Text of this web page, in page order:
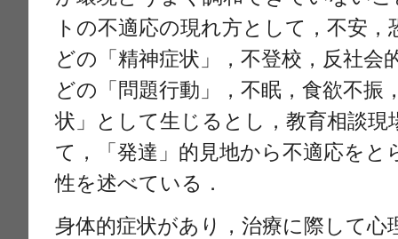
トの不適応の現れ方として，不安
どの「精神症状」，不登校，反社会
どの「問題行動」，不眠，食欲不振
状」として生じるとし，教育相談現
て，「発達」的見地から不適応を
性を述べている．
身体的症状があり，治療に際して心